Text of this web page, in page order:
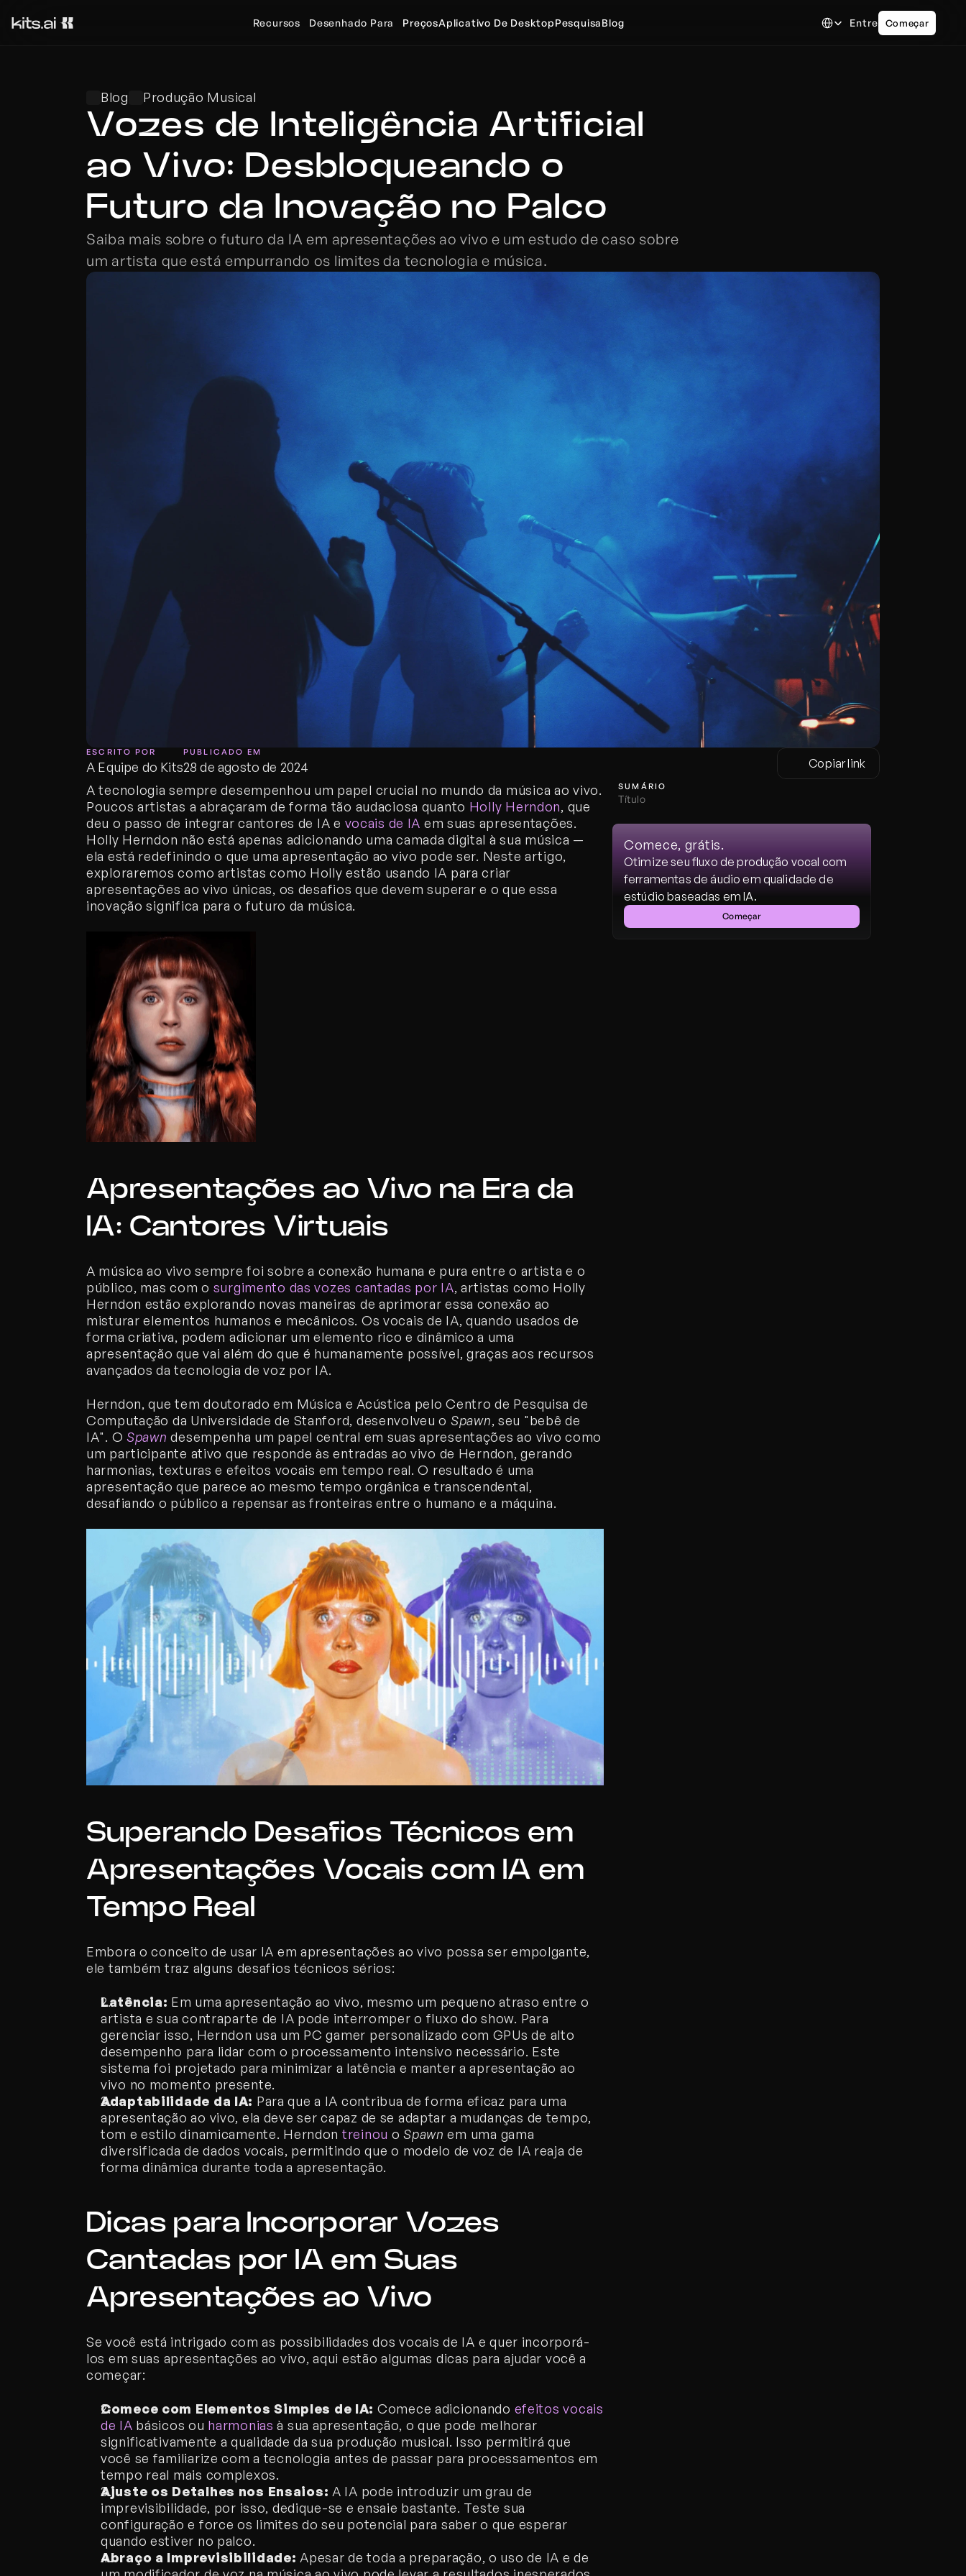
Blog Produção Musical
Vozes de Inteligência Artificial
ao Vivo: Desbloqueando o
Futuro da Inovação no Palco
Saiba mais sobre o futuro da IA em apresentações ao vivo e um estudo de caso sobre
um artista que está empurrando os limites da tecnologia e música.
ESCRITO POR
A Equipe do Kits
PUBLICADO EM
28 de agosto de 2024 Copiar link
A tecnologia sempre desempenhou um papel crucial no mundo da música ao vivo.
Poucos artistas a abraçaram de forma tão audaciosa quanto Holly Herndon, que
deu o passo de integrar cantores de IA e vocais de IA em suas apresentações.
Holly Herndon não está apenas adicionando uma camada digital à sua música —
ela está redefinindo o que uma apresentação ao vivo pode ser. Neste artigo,
exploraremos como artistas como Holly estão usando IA para criar
apresentações ao vivo únicas, os desafios que devem superar e o que essa
inovação significa para o futuro da música.
Apresentações ao Vivo na Era da
IA: Cantores Virtuais
A música ao vivo sempre foi sobre a conexão humana e pura entre o artista e o
público, mas com o surgimento das vozes cantadas por IA, artistas como Holly
Herndon estão explorando novas maneiras de aprimorar essa conexão ao
misturar elementos humanos e mecânicos. Os vocais de IA, quando usados de
forma criativa, podem adicionar um elemento rico e dinâmico a uma
apresentação que vai além do que é humanamente possível, graças aos recursos
avançados da tecnologia de voz por IA.
Herndon, que tem doutorado em Música e Acústica pelo Centro de Pesquisa de
Computação da Universidade de Stanford, desenvolveu o Spawn, seu "bebê de
IA". O Spawn desempenha um papel central em suas apresentações ao vivo como
um participante ativo que responde às entradas ao vivo de Herndon, gerando
harmonias, texturas e efeitos vocais em tempo real. O resultado é uma
apresentação que parece ao mesmo tempo orgânica e transcendental,
desafiando o público a repensar as fronteiras entre o humano e a máquina.
Superando Desafios Técnicos em
Apresentações Vocais com IA em
Tempo Real
Embora o conceito de usar IA em apresentações ao vivo possa ser empolgante,
ele também traz alguns desafios técnicos sérios:
Latência: Em uma apresentação ao vivo, mesmo um pequeno atraso entre o
artista e sua contraparte de IA pode interromper o fluxo do show. Para
gerenciar isso, Herndon usa um PC gamer personalizado com GPUs de alto
desempenho para lidar com o processamento intensivo necessário. Este
sistema foi projetado para minimizar a latência e manter a apresentação ao
vivo no momento presente.
Adaptabilidade da IA: Para que a IA contribua de forma eficaz para uma
apresentação ao vivo, ela deve ser capaz de se adaptar a mudanças de tempo,
tom e estilo dinamicamente. Herndon treinou o Spawn em uma gama
diversificada de dados vocais, permitindo que o modelo de voz de IA reaja de
forma dinâmica durante toda a apresentação.
Dicas para Incorporar Vozes
Cantadas por IA em Suas
Apresentações ao Vivo
Se você está intrigado com as possibilidades dos vocais de IA e quer incorporá-
los em suas apresentações ao vivo, aqui estão algumas dicas para ajudar você a
começar:
Comece com Elementos Simples de IA: Comece adicionando efeitos vocais
de IA básicos ou harmonias à sua apresentação, o que pode melhorar
significativamente a qualidade da sua produção musical. Isso permitirá que
você se familiarize com a tecnologia antes de passar para processamentos em
tempo real mais complexos.
Ajuste os Detalhes nos Ensaios: A IA pode introduzir um grau de
imprevisibilidade, por isso, dedique-se e ensaie bastante. Teste sua
configuração e force os limites do seu potencial para saber o que esperar
quando estiver no palco.
Abraço a Imprevisibilidade: Apesar de toda a preparação, o uso de IA e de
SUMÁRIO
Título
Comece, grátis.
Otimize seu fluxo de produção vocal com
ferramentas de áudio em qualidade de
estúdio baseadas em IA.
Começar
Recursos Desenhado Para PreçosAplicativo De DesktopPesquisaBlog
Select Language
Entre Começar